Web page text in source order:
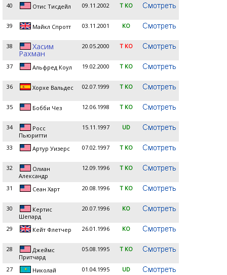
40 Отис Тисдейл 09.11.2002 T KO
39 Майкл Спротт 03.11.2001 KO
38 Хасим
Рахман
20.05.2000 T KO
37 Альфред Коул 19.02.2000 T KO
36 Хорхе Вальдес 02.07.1999 T KO
35 Бобби Чез 12.06.1998 T KO
34
Росс
Пьюритти
15.11.1997 UD
33 Артур Уизерс 07.02.1997 T KO
32
Олиан
Александр
12.09.1996 T KO
31 Сеан Харт 20.08.1996 T KO
30
Кертис
Шепард
20.07.1996 KO
29 Кейт Флетчер 26.01.1996 KO
28
Джеймс
Притчард
05.08.1995 T KO
27
Николай
01.04.1995 UD